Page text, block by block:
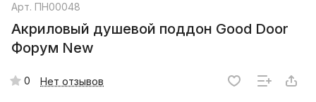
Арт. ПН00048
Акриловый душевой поддон Good Door
Форум New
0 Нет отзывов